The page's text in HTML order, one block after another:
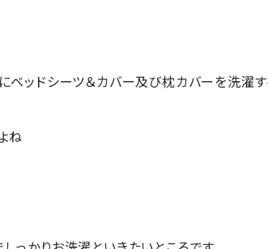
ッドシーツ＆カバー及び枕カバーを洗濯
ね